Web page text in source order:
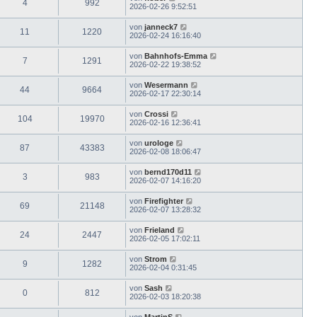
4 992
2026-02-26 9:52:51
11 1220 von janneck7
2026-02-24 16:16:40
7 1291 von Bahnhofs-Emma
2026-02-22 19:38:52
44 9664 von Wesermann
2026-02-17 22:30:14
104 19970 von Crossi
2026-02-16 12:36:41
87 43383 von urologe
2026-02-08 18:06:47
3 983 von bernd170d11
2026-02-07 14:16:20
69 21148 von Firefighter
2026-02-07 13:28:32
24 2447 von Frieland
2026-02-05 17:02:11
9 1282 von Strom
2026-02-04 0:31:45
0 812 von Sash
2026-02-03 18:20:38